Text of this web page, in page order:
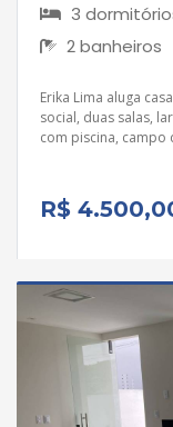
3
2 banheiros
Erika Lima aluga
social, duas salas,
com piscina, campo
R$